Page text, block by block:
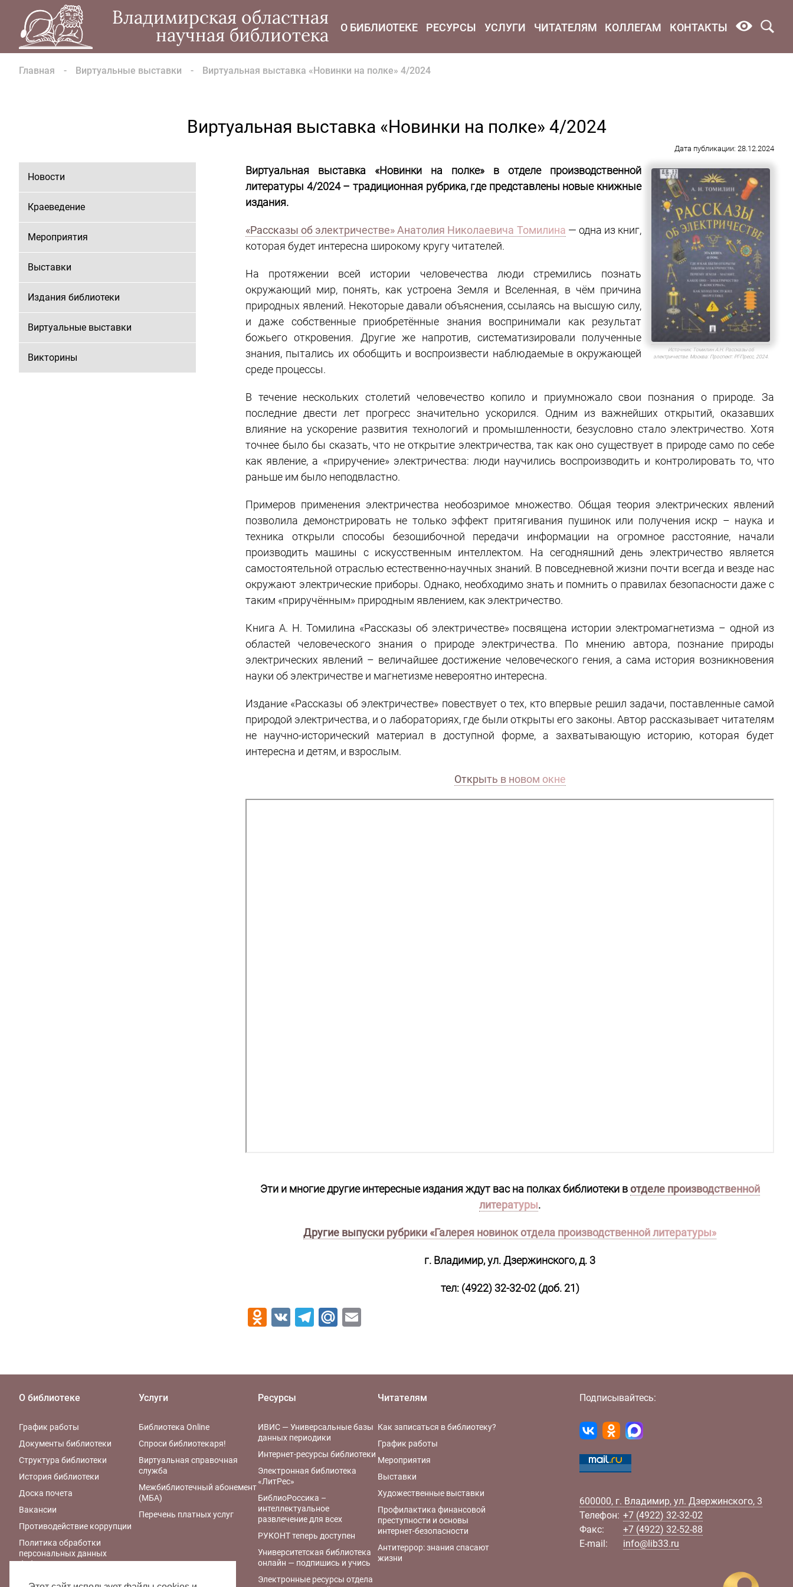
Владимирская областная
научная библиотека
О БИБЛИОТЕКЕ РЕСУРСЫ УСЛУГИ ЧИТАТЕЛЯМ КОЛЛЕГАМ КОНТАКТЫ
Главная Виртуальные выставки Виртуальная выставка «Новинки на полке» 4/2024
Виртуальная выставка «Новинки на полке» 4/2024
Дата публикации: 28.12.2024
Новости
Краеведение
Мероприятия
Выставки
Издания библиотеки
Виртуальные выставки
Викторины
Источник: Томилин А.Н. Рассказы об
электричестве. Москва: Проспект: РГ-Пресс, 2024.
Виртуальная выставка «Новинки на полке» в отделе производственной
литературы 4/2024 – традиционная рубрика, где представлены новые книжные
издания.
«Рассказы об электричестве» Анатолия Николаевича Томилина — одна из книг,
которая будет интересна широкому кругу читателей.
На протяжении всей истории человечества люди стремились познать
окружающий мир, понять, как устроена Земля и Вселенная, в чём причина
природных явлений. Некоторые давали объяснения, ссылаясь на высшую силу,
и даже собственные приобретённые знания воспринимали как результат
божьего откровения. Другие же напротив, систематизировали полученные
знания, пытались их обобщить и воспроизвести наблюдаемые в окружающей
среде процессы.
В течение нескольких столетий человечество копило и приумножало свои познания о природе. За
последние двести лет прогресс значительно ускорился. Одним из важнейших открытий, оказавших
влияние на ускорение развития технологий и промышленности, безусловно стало электричество. Хотя
точнее было бы сказать, что не открытие электричества, так как оно существует в природе само по себе
как явление, а «приручение» электричества: люди научились воспроизводить и контролировать то, что
раньше им было неподвластно.
Примеров применения электричества необозримое множество. Общая теория электрических явлений
позволила демонстрировать не только эффект притягивания пушинок или получения искр – наука и
техника открыли способы безошибочной передачи информации на огромное расстояние, начали
производить машины с искусственным интеллектом. На сегодняшний день электричество является
самостоятельной отраслью естественно-научных знаний. В повседневной жизни почти всегда и везде нас
окружают электрические приборы. Однако, необходимо знать и помнить о правилах безопасности даже с
таким «приручённым» природным явлением, как электричество.
Книга А. Н. Томилина «Рассказы об электричестве» посвящена истории электромагнетизма – одной из
областей человеческого знания о природе электричества. По мнению автора, познание природы
электрических явлений – величайшее достижение человеческого гения, а сама история возникновения
науки об электричестве и магнетизме невероятно интересна.
Издание «Рассказы об электричестве» повествует о тех, кто впервые решил задачи, поставленные самой
природой электричества, и о лабораториях, где были открыты его законы. Автор рассказывает читателям
не научно-исторический материал в доступной форме, а захватывающую историю, которая будет
интересна и детям, и взрослым.
Открыть в новом окне
Эти и многие другие интересные издания ждут вас на полках библиотеки вотделе производственной
литературы.
Другие выпуски рубрики «Галерея новинок отдела производственной литературы»
г. Владимир, ул. Дзержинского, д. 3
тел: (4922) 32-32-02 (доб. 21)
Odnoklassniki
VK Telegram
Mail.Ru
О библиотеке
График работы
Документы библиотеки
Структура библиотеки
История библиотеки
Доска почета
Вакансии
Противодействие коррупции
Политика обработки
персональных данных
библиотеки
Правила обработки
Услуги
Библиотека Online
Спроси библиотекаря!
Виртуальная справочная
служба
Межбиблиотечный абонемент
(МБА)
Перечень платных услуг
Ресурсы
ИВИС — Универсальные базы
данных периодики
Интернет-ресурсы библиотеки
Электронная библиотека
«ЛитРес»
БиблиоРоссика –
интеллектуальное
развлечение для всех
РУКОНТ теперь доступен
Университетская библиотека
онлайн — подпишись и учись
Электронные ресурсы отдела
Читателям
Как записаться в библиотеку?
График работы
Мероприятия
Выставки
Художественные выставки
Профилактика финансовой
преступности и основы
интернет-безопасности
Антитеррор: знания спасают
жизни
Подписывайтесь:
600000, г. Владимир, ул. Дзержинского, 3
Телефон: +7 (4922) 32-32-02
Факс:
+7 (4922) 32-52-88
E-mail:
info@lib33.ru